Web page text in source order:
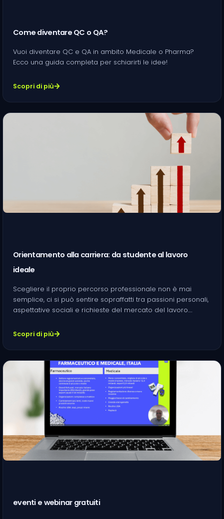
Come diventare QC o QA?
Vuoi diventare QC e QA in ambito Medicale o Pharma?
Ecco una guida completa per schiarirti le idee!
Scopri di più
Orientamento alla carriera: da studente al lavoro
ideale
Scegliere il proprio percorso professionale non è mai
semplice, ci si può sentire sopraffatti tra passioni personali,
aspettative sociali e richieste del mercato del lavoro.…
Scopri di più
eventi e webinar gratuiti